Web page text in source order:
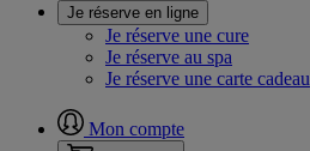
Je réserve en ligne
Je réserve une cure
Je réserve au spa
Je réserve une carte cadeau
Mon compte